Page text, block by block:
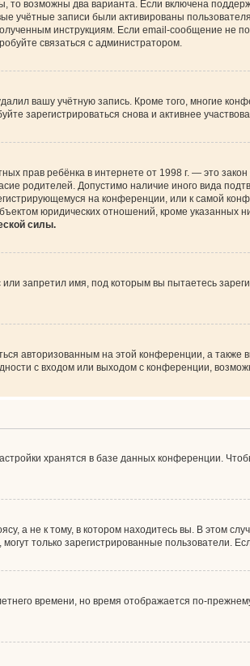
возможны два варианта. Если включена
учётные записи были активированы
инструкциям. Если email-сообщение не
связаться с администратором.
вашу учётную запись. Кроме того, многие
зарегистрироваться снова и активнее
прав ребёнка в интернете от 1998 г. — это
родителей. Допустимо наличие иного вида
на конференции, или к самой
юридических отношений, кроме указанных
силы.
запретил имя, под которым вы пытаетесь
авторизованным на этой конференции, а
с входом или выходом с конференции,
хранятся в базе данных конференции.
а не к тому, в котором находитесь вы. В этом
только зарегистрированные пользователи.
времени, но время отображается по-